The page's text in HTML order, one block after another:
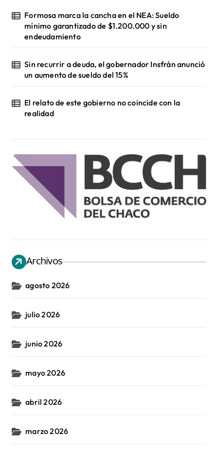
Formosa marca la cancha en el NEA: Sueldo
mínimo garantizado de $1.200.000 y sin
endeudamiento
Sin recurrir a deuda, el gobernador Insfrán anunció
un aumento de sueldo del 15%
El relato de este gobierno no coincide con la
realidad
Archivos
agosto 2026
julio 2026
junio 2026
mayo 2026
abril 2026
marzo 2026